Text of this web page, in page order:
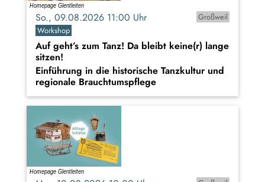
So., 09.08.2026 11:00 Uhr
Großweil
Workshop
Auf geht’s zum Tanz! Da bleibt keine(r) lange
sitzen!
Einführung in die historische Tanzkultur und
regionale Brauchtumspflege